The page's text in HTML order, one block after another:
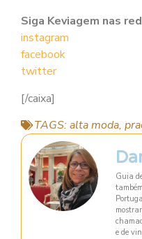
Siga Keviagem nas
instagram
facebook
twitter
[/caixa]
TAGS:alta moda,
Guia
e de